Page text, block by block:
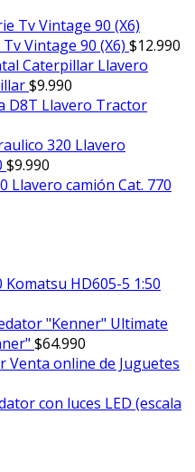
Vintage 90 (X6) $12.990
Llavero
$9.990
Llavero Tractor
Llavero
$9.990
Llavero camión Cat. 770
Komatsu HD605-5 1:50
Ultimate
$64.990
con luces LED (escala